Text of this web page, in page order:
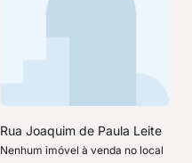
Rua Joaquim de Paula Leite
Nenhum imóvel à venda no local